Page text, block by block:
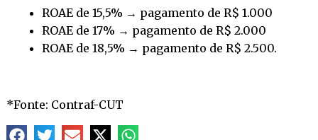
ROAE de 15,5% → pagamento de R$ 1.000
ROAE de 17% → pagamento de R$ 2.000
ROAE de 18,5% → pagamento de R$ 2.500.
*Fonte: Contraf-CUT